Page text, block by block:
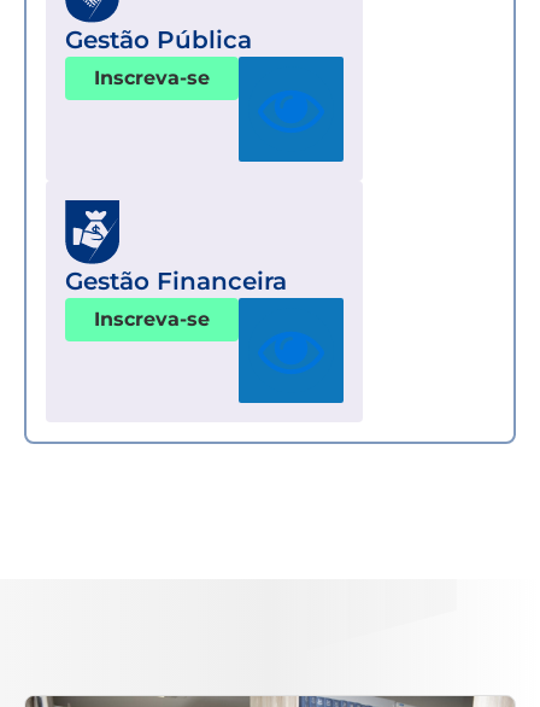
Gestão Pública
Inscreva-se
Gestão Financeira
Inscreva-se